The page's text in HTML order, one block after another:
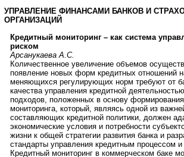
УПРАВЛЕНИЕ ФИНАНСАМИ БАНКОВ И
ОРГАНИЗАЦИЙ
Кредитный мониторинг – как система
риском
Арсанукаева А.С.
Количественное увеличение объемов
появление новых форм кредитных отношений
меняющихся регулирующих норм требуют от
качества управления кредитной
подходов, положенных в основу формирования
мониторинга, который, являясь одной из
составляющих кредитной политики, должен
экономические условия и потребности
жизни к общей стратегии развития банка и
стандарты управления кредитным процессом и
Кредитный мониторинг в коммерческом баке